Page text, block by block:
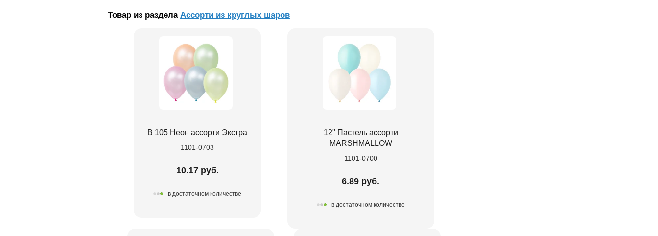
Товар из раздела Ассорти из круглых шаров
В 105 Неон ассорти Экстра
1101-0703
10.17 руб.
в достаточном количестве
12" Пастель ассорти
MARSHMALLOW
1101-0700
6.89 руб.
в достаточном количестве